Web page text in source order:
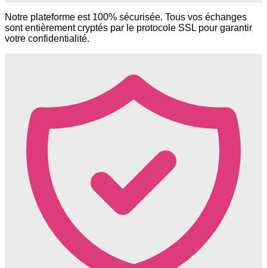
Notre plateforme est 100% sécurisée. Tous vos échanges
sont entièrement cryptés par le protocole SSL pour garantir
votre confidentialité.